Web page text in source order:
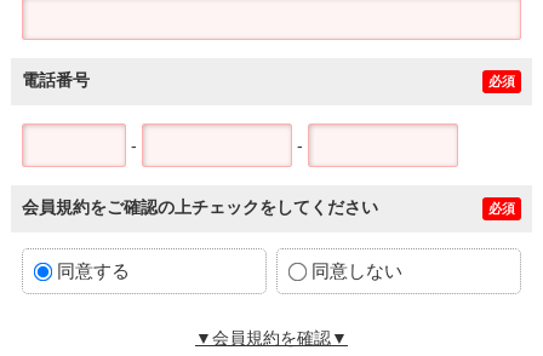
電話番号 必須
- -
会員規約をご確認の上チェックをしてください 必須
同意する 同意しない
▼会員規約を確認▼